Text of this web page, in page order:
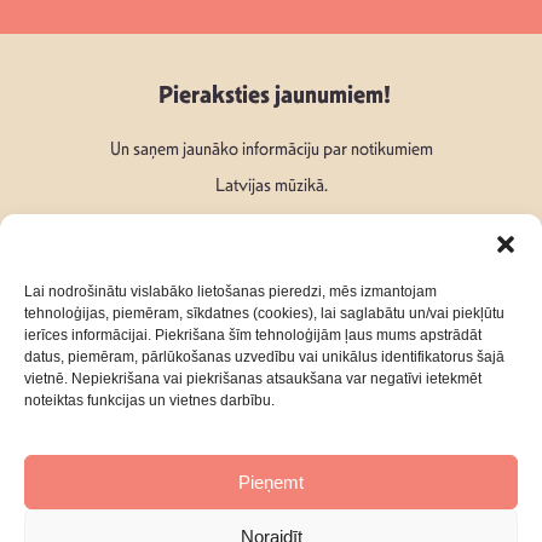
Lai nodrošinātu vislabāko lietošanas pieredzi, mēs izmantojam
tehnoloģijas, piemēram, sīkdatnes (cookies), lai saglabātu un/vai piekļūtu
ierīces informācijai. Piekrišana šīm tehnoloģijām ļaus mums apstrādāt
datus, piemēram, pārlūkošanas uzvedību vai unikālus identifikatorus šajā
vietnē. Nepiekrišana vai piekrišanas atsaukšana var negatīvi ietekmēt
noteiktas funkcijas un vietnes darbību.
Pieņemt
Noraidīt
Pieraksties jaunumiem!
Un saņem jaunāko informāciju par notikumiem
Latvijas mūzikā.
Seko mums:
Par mumsKontakti